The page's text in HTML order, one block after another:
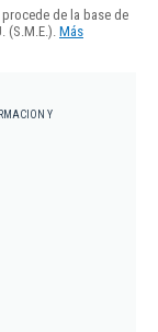
de la base de
(S.M.E.). Más
Y